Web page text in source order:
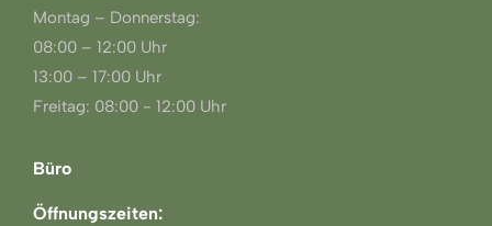
Montag – Donnerstag:
08:00 – 12:00 Uhr
13:00 – 17:00 Uhr
Freitag: 08:00 - 12:00 Uhr
Büro
Öffnungszeiten: